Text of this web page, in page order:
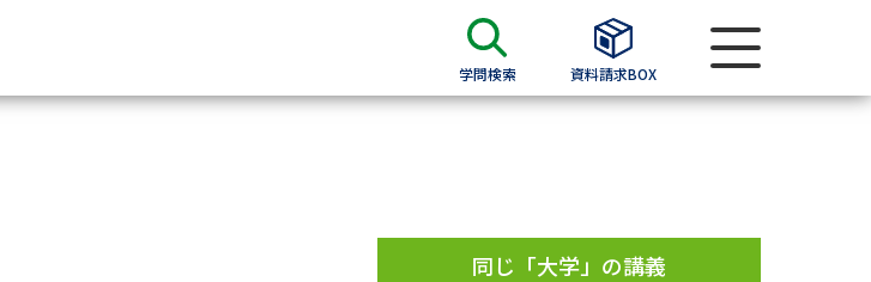
学問検索 資料請求BOX
同じ「大学」の講義